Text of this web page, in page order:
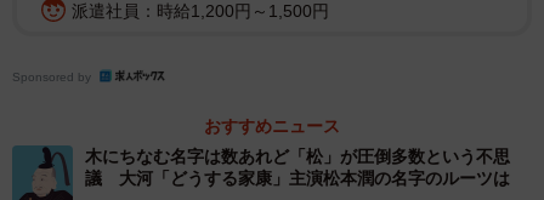
住民は集団移住を余儀なくされた。
この有村地区には、ここをルーツとする有村氏があった。
江戸時代には薩摩藩士となり、幕末には有村俊斎、有村雄
助、有村次左衛門の3兄弟が活躍した。
派遣社員：時給1,200円～1,500円
Sponsored by
おすすめニュース
木にちなむ名字は数あれど「松」が圧倒多数という不思
議 大河「どうする家康」主演松本潤の名字のルーツは